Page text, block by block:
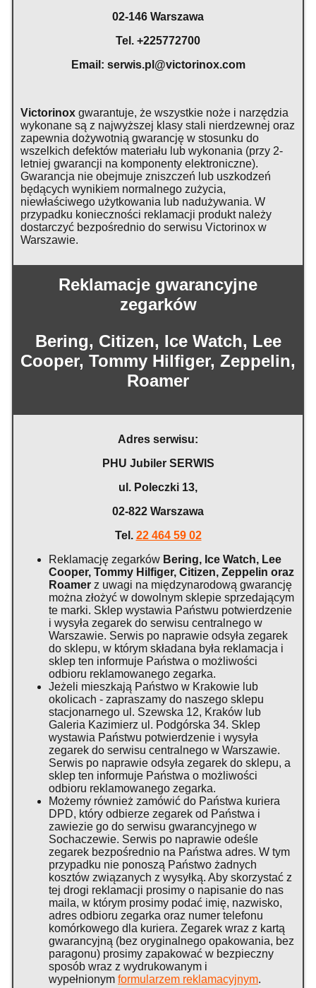
02-146 Warszawa
Tel. +225772700
Email: serwis.pl@victorinox.com
Victorinox gwarantuje, że wszystkie noże i narzędzia
wykonane są z najwyższej klasy stali nierdzewnej oraz
zapewnia dożywotnią gwarancję w stosunku do
wszelkich defektów materiału lub wykonania (przy 2-
letniej gwarancji na komponenty elektroniczne).
Gwarancja nie obejmuje zniszczeń lub uszkodzeń
będących wynikiem normalnego zużycia,
niewłaściwego użytkowania lub nadużywania. W
przypadku konieczności reklamacji produkt należy
dostarczyć bezpośrednio do serwisu Victorinox w
Warszawie.
Reklamacje gwarancyjne
zegarków
Bering, Citizen, Ice Watch, Lee
Cooper, Tommy Hilfiger, Zeppelin,
Roamer
Adres serwisu:
PHU Jubiler SERWIS
ul. Poleczki 13,
02-822 Warszawa
Tel. 22 464 59 02
Reklamację zegarków Bering, Ice Watch, Lee
Cooper, Tommy Hilfiger, Citizen, Zeppelin oraz
Roamer z uwagi na międzynarodową gwarancję
można złożyć w dowolnym sklepie sprzedającym
te marki. Sklep wystawia Państwu potwierdzenie
i wysyła zegarek do serwisu centralnego w
Warszawie. Serwis po naprawie odsyła zegarek
do sklepu, w którym składana była reklamacja i
sklep ten informuje Państwa o możliwości
odbioru reklamowanego zegarka.
Jeżeli mieszkają Państwo w Krakowie lub
okolicach - zapraszamy do naszego sklepu
stacjonarnego ul. Szewska 12, Kraków lub
Galeria Kazimierz ul. Podgórska 34. Sklep
wystawia Państwu potwierdzenie i wysyła
zegarek do serwisu centralnego w Warszawie.
Serwis po naprawie odsyła zegarek do sklepu, a
sklep ten informuje Państwa o możliwości
odbioru reklamowanego zegarka.
Możemy również zamówić do Państwa kuriera
DPD, który odbierze zegarek od Państwa i
zawiezie go do serwisu gwarancyjnego w
Sochaczewie. Serwis po naprawie odeśle
zegarek bezpośrednio na Państwa adres. W tym
przypadku nie ponoszą Państwo żadnych
kosztów związanych z wysyłką. Aby skorzystać z
tej drogi reklamacji prosimy o napisanie do nas
maila, w którym prosimy podać imię, nazwisko,
adres odbioru zegarka oraz numer telefonu
komórkowego dla kuriera. Zegarek wraz z kartą
gwarancyjną (bez oryginalnego opakowania, bez
paragonu) prosimy zapakować w bezpieczny
sposób wraz z wydrukowanym i
wypełnionym formularzem reklamacyjnym.